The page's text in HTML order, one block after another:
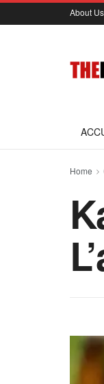
About Us
Home